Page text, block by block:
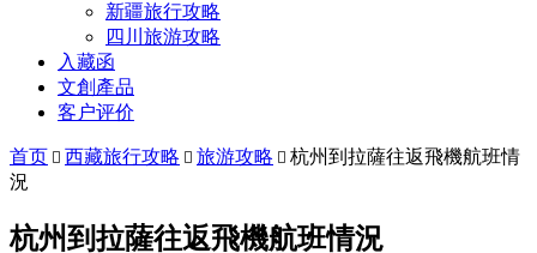
新疆旅行攻略
四川旅游攻略
入藏函
文創產品
客户评价
首页  西藏旅行攻略  旅游攻略  杭州到拉薩往返飛機航班情
況
杭州到拉薩往返飛機航班情況